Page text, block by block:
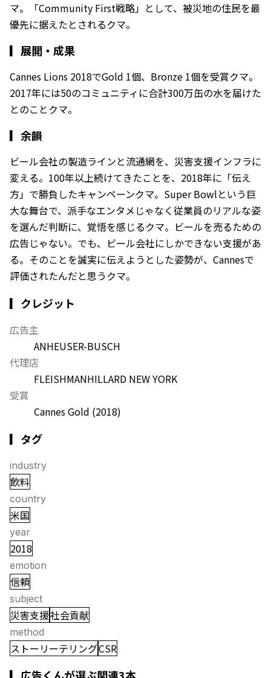
マ。「Community First戦略」として、被災地の住民を最
優先に据えたとされるクマ。
▎ 展開・成果
Cannes Lions 2018でGold 1個、Bronze 1個を受賞クマ。
2017年には50のコミュニティに合計300万缶の水を届けた
とのことクマ。
▎ 余韻
ビール会社の製造ラインと流通網を、災害支援インフラに
変える。100年以上続けてきたことを、2018年に「伝え
方」で勝負したキャンペーンクマ。Super Bowlという巨
大な舞台で、派手なエンタメじゃなく従業員のリアルな姿
を選んだ判断に、覚悟を感じるクマ。ビールを売るための
広告じゃない。でも、ビール会社にしかできない支援があ
る。そのことを誠実に伝えようとした姿勢が、Cannesで
評価されたんだと思うクマ。
▎クレジット
広告主
ANHEUSER-BUSCH
代理店
FLEISHMANHILLARD NEW YORK
受賞
Cannes Gold (2018)
▎タグ
industry
飲料
country
米国
year
2018
emotion
信頼
subject
災害支援社会貢献
method
ストーリーテリングCSR